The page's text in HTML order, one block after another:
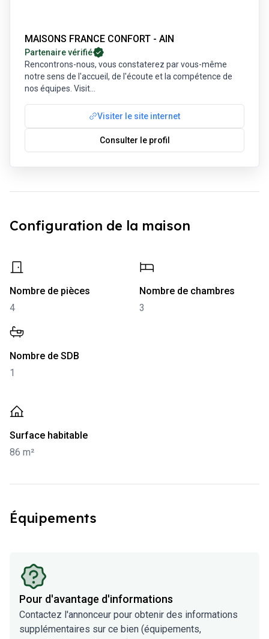
MAISONS FRANCE CONFORT - AIN
Partenaire vérifié
Rencontrons-nous, vous constaterez par vous-même
notre sens de l'accueil, de l'écoute et la compétence de
nos équipes. Visit
Visiter le site internet
Consulter le profil
Configuration de la maison
Nombre de pièces
4
Nombre de chambres
3
Nombre de SDB
1
Surface habitable-
86 m²
Équipements
Pour d'avantage d'informations
Contactez l'annonceur pour obtenir des informations
supplémentaires sur ce bien (équipements,